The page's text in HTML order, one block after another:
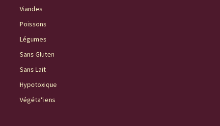
Viandes
Poissons
Légumes
Sans Gluten
Sans Lait
Hypotoxique
Végéta*iens